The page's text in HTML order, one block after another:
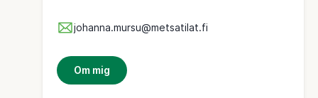
johanna.mursu@metsatilat.fi
Om mig